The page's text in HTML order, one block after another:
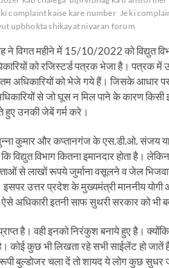
ki complaint kaise kare number Je ki
upbhokta shikayat nivaran forum
विगत महीने में 15/10/2022 को विद्युत
को रजिस्टर्ड पत्रक भेजा है। पत्रक में
अधिकारियों को भेजे गये हैं। जिसके आधार
से जो घूस न मिल पाने के कारण किसी
हुए उनकी जेबें गर्म करे।
कुमार और कप्तानगंज के एस.डी.ओ. संजय यादव
विद्युत विभाग कितना इमानदार होता है।
से लाखों रूपये जुर्माना वसूलने व जेल
उत्तर प्रदेश के मुख्यमंत्री माननीय योगी
अधिकारी इतनी साफ सुथरी सरकार को भी
है। वही इनको निरंकुश बनाये हुए है।
कोई कुछ भी लिखता रहे सभी साईलेंट हो जातें
बुल्डोजर चला दें तो शायद ये लोग कुछ सुधर